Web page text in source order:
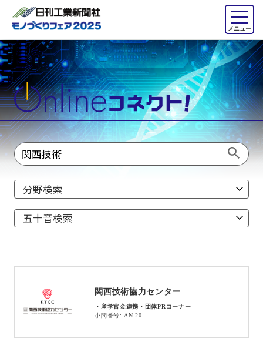
関西技術協力センター
・産学官金連携・団体PRコーナー
小間番号: AN-20